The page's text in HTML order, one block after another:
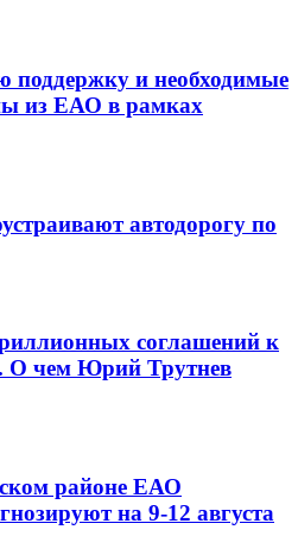
поддержку и необходимые
из ЕАО в рамках
автодорогу по
соглашений к
О чем Юрий Трутнев
районе ЕАО
на 9-12 августа